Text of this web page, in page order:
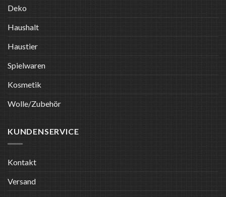
Deko
Haushalt
Haustier
Spielwaren
Kosmetik
Wolle/Zubehör
KUNDENSERVICE
Kontakt
Versand